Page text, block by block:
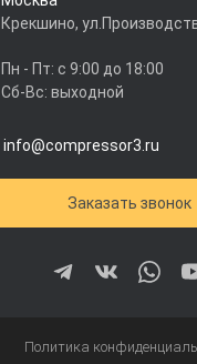
Крекшино,
Пн - Пт: с 9:00 до 18:00
Сб-Вс: выходной
info@compressor3.ru
Заказать звонок
Политика